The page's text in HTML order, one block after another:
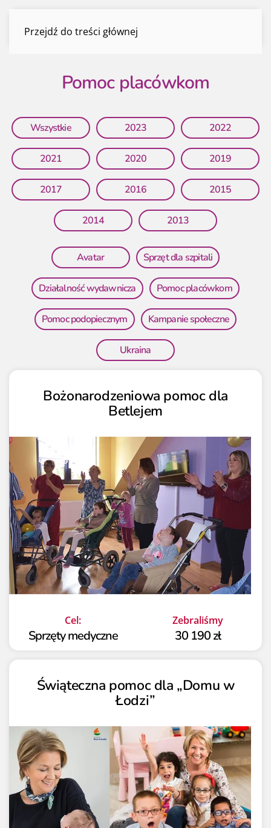
Przejdź do treści głównejPomoc placówkom
Pomoc placówkom
Wszystkie 2023 2022
2021 2020 2019
2017 2016 2015
2014 2013
Avatar Sprzęt dla szpitali
Działalność wydawnicza Pomoc placówkom
Pomoc podopiecznym Kampanie społeczne
Ukraina
Bożonarodzeniowa pomoc dla
Betlejem
Cel:
Sprzęty medyczne
Zebraliśmy
30 190 zł
Świąteczna pomoc dla „Domu w
Łodzi”